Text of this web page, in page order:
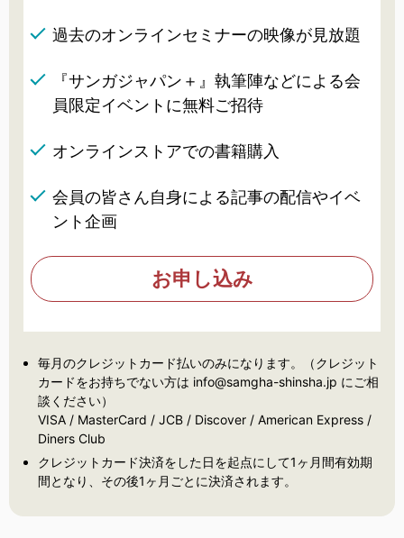
過去のオンラインセミナーの映像が見放題
『サンガジャパン＋』執筆陣などによる会
員限定イベントに無料ご招待
オンラインストアでの書籍購入
会員の皆さん自身による記事の配信やイベ
ント企画
お申し込み
毎月のクレジットカード払いのみになります。（クレジット
カードをお持ちでない方は info@samgha-shinsha.jp にご相
談ください）
VISA / MasterCard / JCB / Discover / American Express /
Diners Club
クレジットカード決済をした日を起点にして1ヶ月間有効期
間となり、その後1ヶ月ごとに決済されます。